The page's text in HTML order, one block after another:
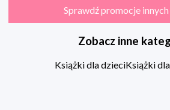
Sprawdź promocje
Zobacz inne
Książki dla dzieciKsiążki